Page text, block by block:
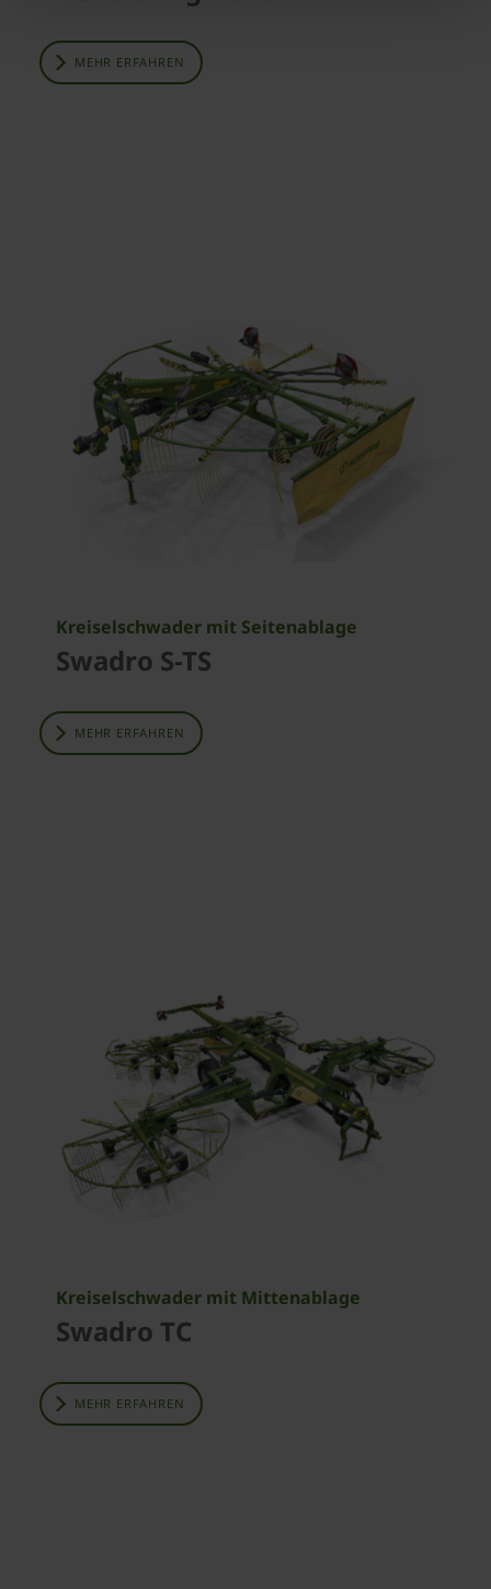
MEHR ERFAHREN
Kreiselschwader mit Seitenablage
Swadro S-TS
MEHR ERFAHREN
Kreiselschwader mit Mittenablage
Swadro TC
MEHR ERFAHREN